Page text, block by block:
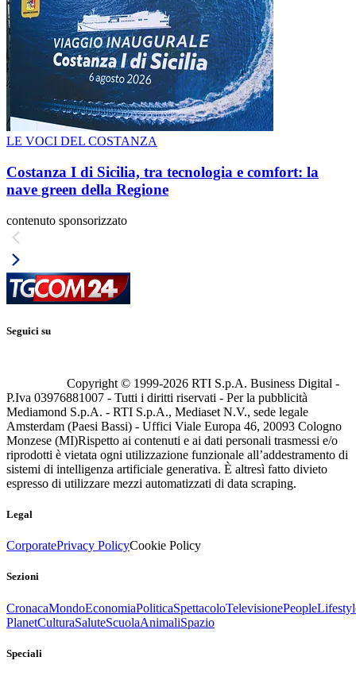
LE VOCI DEL COSTANZA
Costanza I di Sicilia, tra tecnologia e comfort: la
nave green della Regione
contenuto sponsorizzato
Seguici su
Copyright © 1999-2026 RTI S.p.A. Business Digital -
P.Iva 03976881007 - Tutti i diritti riservati - Per la pubblicità
Mediamond S.p.A. - RTI S.p.A., Mediaset N.V., sede legale
Amsterdam (Paesi Bassi) - Uffici Viale Europa 46, 20093 Cologno
Monzese (MI)Rispetto ai contenuti e ai dati personali trasmessi e/o
riprodotti è vietata ogni utilizzazione funzionale all’addestramento di
sistemi di intelligenza artificiale generativa. È altresì fatto divieto
espresso di utilizzare mezzi automatizzati di data scraping.
Legal
CorporatePrivacy PolicyCookie Policy
Sezioni
CronacaMondoEconomiaPoliticaSpettacoloTelevisionePeople
PlanetCulturaSaluteScuolaAnimaliSpazio
Speciali